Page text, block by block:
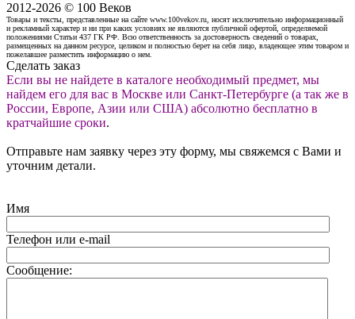
2012-2026 © 100 Веков
Товары и тексты, представленные на сайте www.100vekov.ru, носят исключительно информационный
и рекламный характер и ни при каких условиях не являются публичной офертой, определяемой
положениями Статьи 437 ГК РФ. Всю ответственность за достоверность сведений о товарах,
размещенных на данном ресурсе, целиком и полностью берет на себя лицо, владеющее этим товаром и
пожелавшее разместить информацию о нем.
Сделать заказ
Если вы не найдете в каталоге необходимый предмет, мы
найдем его для вас в Москве или Санкт-Петербурге (а так же в
России, Европе, Азии или США) абсолютно бесплатно в
кратчайшие сроки.
Отправьте нам заявку через эту форму, мы свяжемся с Вами и
уточним детали.
Имя
Телефон или e-mail
Сообщение: